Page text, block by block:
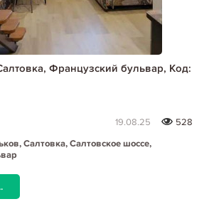
Французский бульвар, Код:
19.08.25
528
Салтовка, Салтовское шоссе,